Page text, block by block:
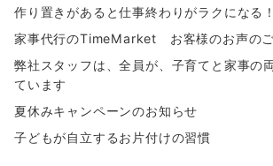
作り置きがあると仕事終わりがラクになる！
家事代行のTimeMarket お客様のお声の
弊社スタッフは、全員が、子育てと家事の
ています
夏休みキャンペーンのお知らせ
子どもが自立するお片付けの習慣